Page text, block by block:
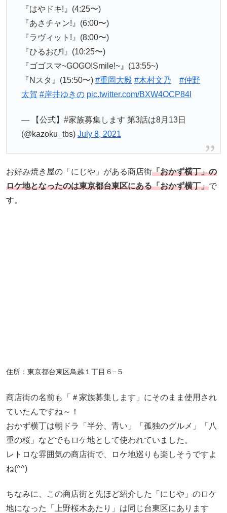
『はやドキ!』(4:25〜)
『あさチャン!』(6:00〜)
『ラヴィット!』(8:00〜)
『ひるおび!』(10:25〜)
『ゴゴスマ~GOGO!Smile!~』(13:55~)
『Nスタ』(15:50〜) #重岡大毅 #木村文乃
#仲野
太賀 #岸井ゆきの pic.twitter.com/BXW4OCP84l
— 【公式】#家族募集します 第3話は8月13日
(@kazoku_tbs) July 8, 2021
お好み焼き屋の「にじや」がある商店街「おかず横丁」の
ロケ地となったのは東京都台東区にある「おかず横丁」で
す。
住所：東京都台東区鳥越１丁目６−５
商店街の名前も「＃家族募集します」にそのまま使用され
ていたんですね～！
おかず横丁は朝ドラ「半分、青い」「孤独のグルメ」「八
重の桜」などでもロケ地として使われていました。
レトロな雰囲気の商店街で、ロケ地巡りも楽しそうですよ
ね(^^)
ちなみに、この商店街と先ほど紹介した「にじや」のロケ
地になった「上野桜木あたり」は同じ台東区にあります